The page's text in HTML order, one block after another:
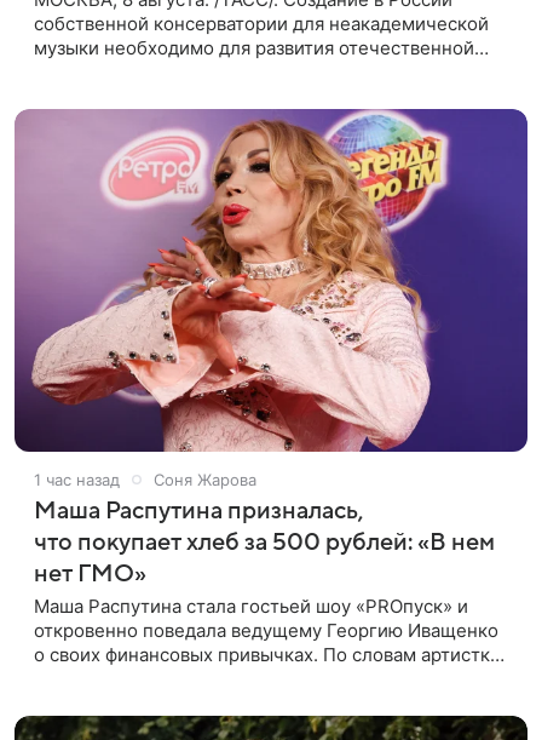
собственной консерватории для неакадемической
музыки необходимо для развития отечественной
1 час назад Соня Жарова
Маша Распутина призналась,
что покупает хлеб за 500 рублей: «В нем
нет ГМО»
Маша Распутина стала гостьей шоу «PROпуск» и
откровенно поведала ведущему Георгию Иващенко
о своих финансовых привычках. По словам артистки,